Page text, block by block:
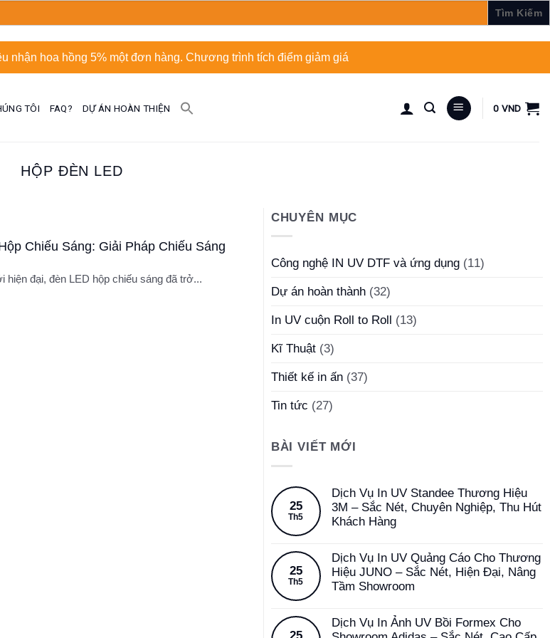
nhận hoa hồng 5% một đơn hàng. Chương trình tích điểm giảm giá
TÔI FAQ? DỰ ÁN HOÀN THIỆN 0 VND
HỘP ĐÈN LED
Chiếu Sáng: Giải Pháp Chiếu Sáng
hiện đại, đèn LED hộp chiếu sáng đã trở...
CHUYÊN MỤC
Công nghệ IN UV DTF và ứng dụng(11)
Dự án hoàn thành(32)
In UV cuộn Roll to Roll (13)
Kĩ Thuật(3)
Thiết kế in ấn(37)
Tin tức (27)
BÀI VIẾT MỚI
25
Th5
Dịch Vụ In UV Standee Thương Hiệu
3M – Sắc Nét, Chuyên Nghiệp, Thu Hút
Khách Hàng
25
Th5
Dịch Vụ In UV Quảng Cáo Cho Thương
Hiệu JUNO – Sắc Nét, Hiện Đại, Nâng
Tầm Showroom
25
Dịch Vụ In Ảnh UV Bồi Formex Cho